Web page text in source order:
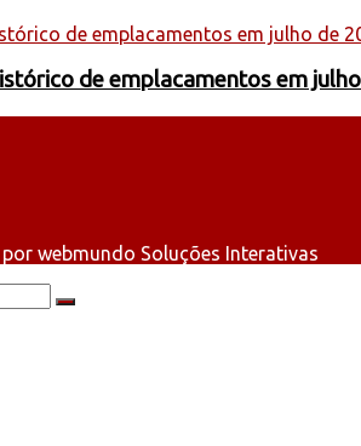
de emplacamentos em
webmundo Soluções Interativas